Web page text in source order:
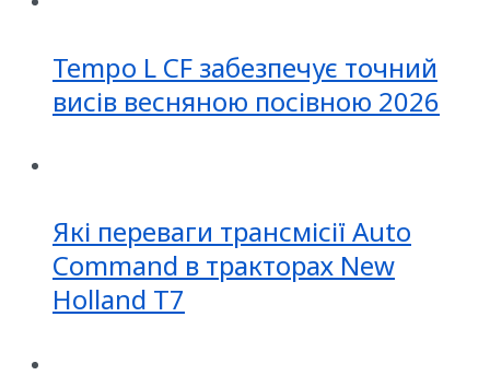
Tempo L CF забезпечує точний
висів весняною посівною 2026
Які переваги трансмісії Auto
Command в тракторах New
Holland T7